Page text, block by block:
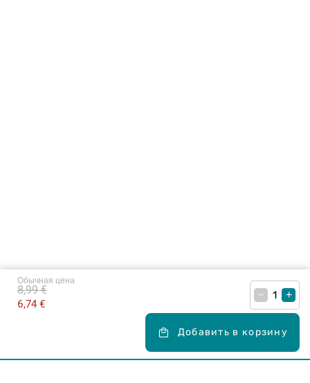
Обычная цена
6,74 €
8,99 € – +
Добавить в корзину